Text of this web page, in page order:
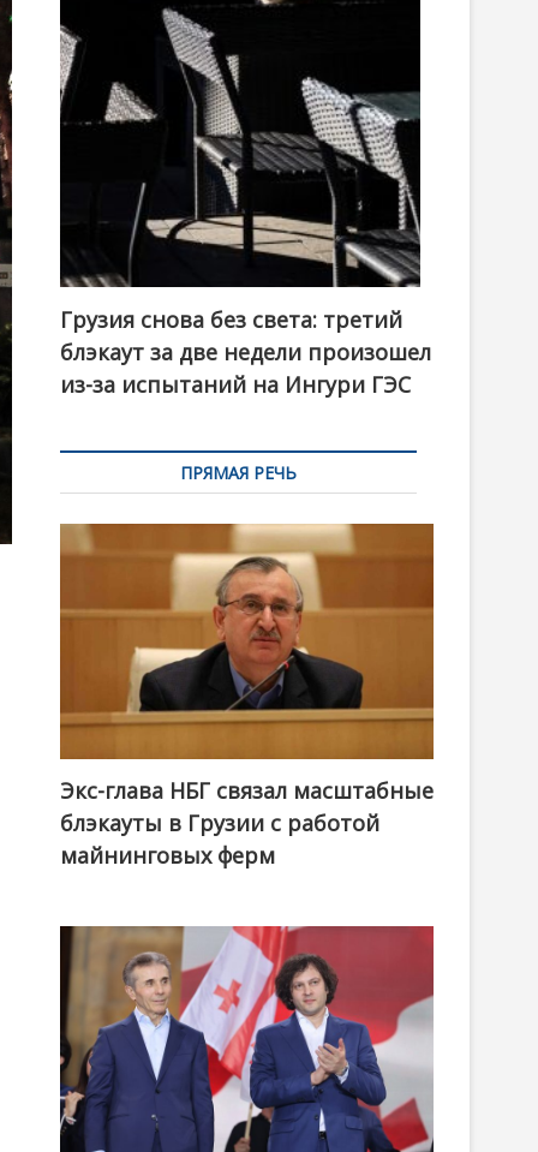
Грузия снова без света: третий
блэкаут за две недели произошел
из-за испытаний на Ингури ГЭС
ПРЯМАЯ РЕЧЬ
Экс-глава НБГ связал масштабные
блэкауты в Грузии с работой
майнинговых ферм